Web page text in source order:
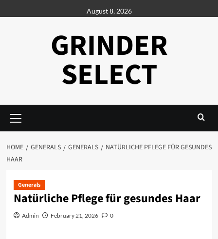
to
August 8, 2026
GRINDER
SELECT
Menu
HOME GENERALS GENERALS
NATÜRLICHE PFLEGE FÜR GESUNDES
HAAR
Generals
Natürliche Pflege für gesundes Haar
Admin February 21, 2026 0